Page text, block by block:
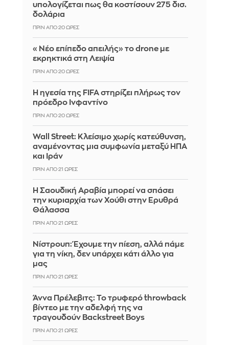
υπολογίζεται πως θα κοστίσουν 275 δισ.
δολάρια
ΠΡΙΝ ΑΠΌ 20 ΏΡΕΣ
«Νέο επίπεδο απειλής» το drone με
εκρηκτικά στη Λειψία
ΠΡΙΝ ΑΠΌ 20 ΏΡΕΣ
Η ηγεσία της FIFA στηρίζει πλήρως τον
πρόεδρο Ινφαντίνο
ΠΡΙΝ ΑΠΌ 20 ΏΡΕΣ
Wall Street: Κλείσιμο χωρίς κατεύθυνση,
αναμένοντας μια συμφωνία μεταξύ ΗΠΑ
και Ιράν
ΠΡΙΝ ΑΠΌ 21 ΏΡΕΣ
Η Σαουδική Αραβία μπορεί να σπάσει
την κυριαρχία των Χούθι στην Ερυθρά
Θάλασσα
ΠΡΙΝ ΑΠΌ 21 ΏΡΕΣ
Νίστρουπ: Έχουμε την πίεση, αλλά πάμε
για τη νίκη, δεν υπάρχει κάτι άλλο για
μας
ΠΡΙΝ ΑΠΌ 21 ΏΡΕΣ
Άννα Πρέλεβιτς: Το τρυφερό throwback
βίντεο με την αδελφή της να
τραγουδούν Backstreet Boys
ΠΡΙΝ ΑΠΌ 21 ΏΡΕΣ